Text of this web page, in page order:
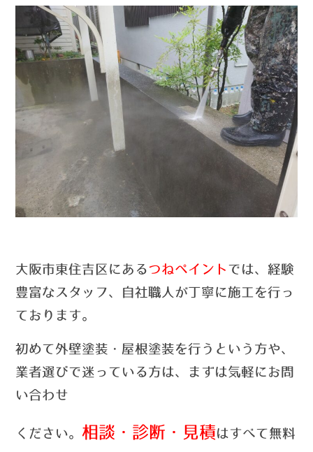
大阪市東住吉区にあるつねペイント では、経験
豊富なスタッフ、自社職人が丁寧に施工を行っ
ております。
初めて外壁塗装・屋根塗装を行うという方や、
業者選びで迷っている方は、まずは気軽にお問
い合わせ
ください。 相談・診断・見積はすべて無料